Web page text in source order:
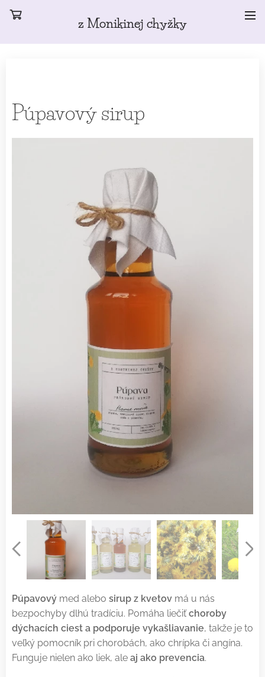
z Monikinej chyžky
Púpavový sirup
Púpavový med alebo sirup z kvetov má u nás
bezpochyby dlhú tradíciu. Pomáha liečiťchoroby
dýchacích ciest a podporuje vykašliavanie, takže je to
veľký pomocník pri chorobách, ako chrípka či angína.
Funguje nielen ako liek, ale aj ako prevencia.